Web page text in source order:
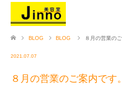
BLOG BLOG ８月の営業のご
2021.07.07
８月の営業のご案内です。